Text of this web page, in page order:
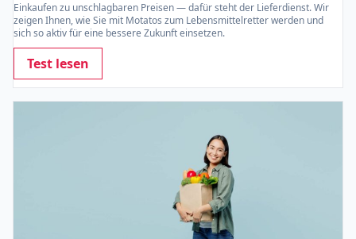
Einkaufen zu unschlagbaren Preisen — dafür steht der Lieferdienst. Wir
zeigen Ihnen, wie Sie mit Motatos zum Lebensmittelretter werden und
sich so aktiv für eine bessere Zukunft einsetzen.
Test lesen